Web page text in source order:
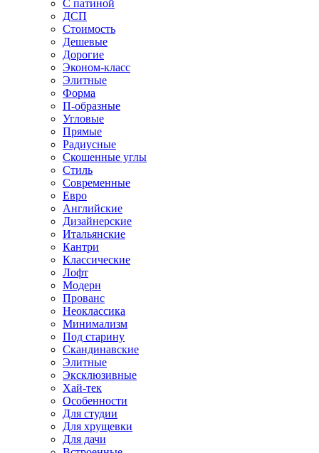
С патиной
ДСП
Стоимость
Дешевые
Дорогие
Эконом-класс
Элитные
Форма
П-образные
Угловые
Прямые
Радиусные
Скошенные углы
Стиль
Современные
Евро
Английские
Дизайнерские
Итальянские
Кантри
Классические
Лофт
Модерн
Прованс
Неоклассика
Минимализм
Под старину
Скандинавские
Элитные
Эксклюзивные
Хай-тек
Особенности
Для студии
Для хрущевки
Для дачи